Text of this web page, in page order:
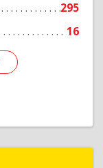
295
16